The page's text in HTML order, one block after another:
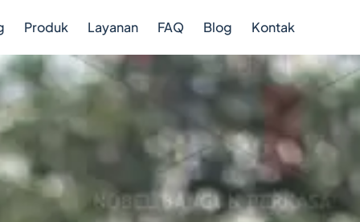
Produk Layanan FAQ Blog Kontak